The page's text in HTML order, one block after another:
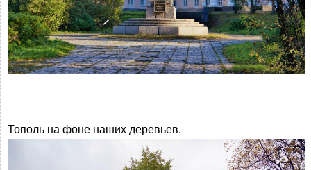
Тополь на фоне наших деревьев.